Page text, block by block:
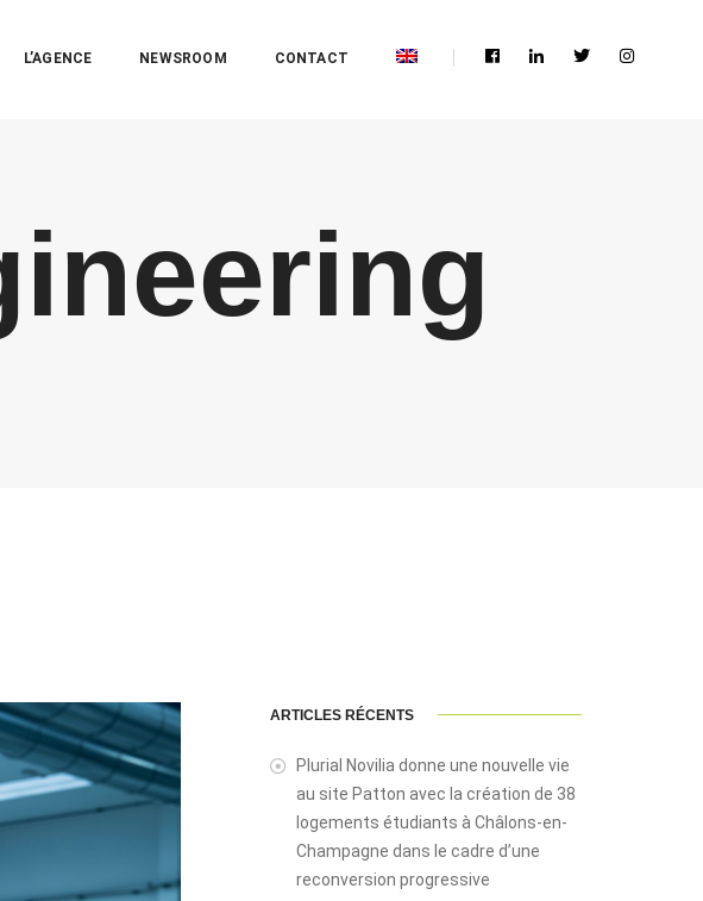
L’AGENCE NEWSROOM CONTACT
ARTICLES RÉCENTS
Plurial Novilia donne une nouvelle vie
au site Patton avec la création de 38
logements étudiants à Châlons-en-
Champagne dans le cadre d’une
reconversion progressive